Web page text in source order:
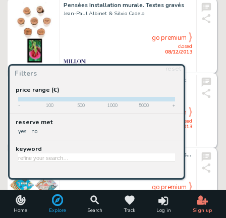
Home Explore Search Track Log in Sign up
Filters
reset
price range (€)
- 100 500 1000 5000 +
reserve met
yes no
keyword
Pensées Installation murale. Textes gravés
Jean-Paul Albinet & Silvio Cadelo
closed
08/12/2013
go premium
Sans Titre Technique mixte sur toile Format:
closed
08/12/2013
go premium
Hommage aux classiques de la BD Lot constitué de 2 acryliques
Christian Balmier
08/12/2013
go premium